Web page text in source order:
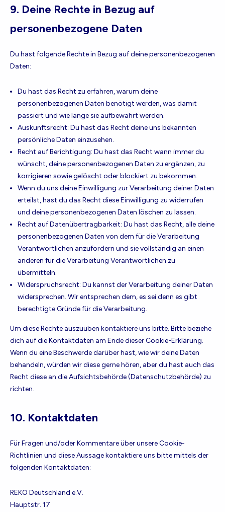
9. Deine Rechte in Bezug auf
personenbezogene Daten
Du hast folgende Rechte in Bezug auf deine personenbezogenen
Daten:
Du hast das Recht zu erfahren, warum deine
personenbezogenen Daten benötigt werden, was damit
passiert und wie lange sie aufbewahrt werden.
Auskunftsrecht: Du hast das Recht deine uns bekannten
persönliche Daten einzusehen.
Recht auf Berichtigung: Du hast das Recht wann immer du
wünscht, deine personenbezogenen Daten zu ergänzen, zu
korrigieren sowie gelöscht oder blockiert zu bekommen.
Wenn du uns deine Einwilligung zur Verarbeitung deiner Daten
erteilst, hast du das Recht diese Einwilligung zu widerrufen
und deine personenbezogenen Daten löschen zu lassen.
Recht auf Datenübertragbarkeit: Du hast das Recht, alle deine
personenbezogenen Daten von dem für die Verarbeitung
Verantwortlichen anzufordern und sie vollständig an einen
anderen für die Verarbeitung Verantwortlichen zu
übermitteln.
Widerspruchsrecht: Du kannst der Verarbeitung deiner Daten
widersprechen. Wir entsprechen dem, es sei denn es gibt
berechtigte Gründe für die Verarbeitung.
Um diese Rechte auszuüben kontaktiere uns bitte. Bitte beziehe
dich auf die Kontaktdaten am Ende dieser Cookie-Erklärung.
Wenn du eine Beschwerde darüber hast, wie wir deine Daten
behandeln, würden wir diese gerne hören, aber du hast auch das
Recht diese an die Aufsichtsbehörde (Datenschutzbehörde) zu
richten.
10. Kontaktdaten
Für Fragen und/oder Kommentare über unsere Cookie-
Richtlinien und diese Aussage kontaktiere uns bitte mittels der
folgenden Kontaktdaten:
REKO Deutschland e.V.
Hauptstr. 17